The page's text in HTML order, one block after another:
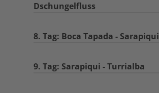
Dschungelfluss
8. Tag: Boca Tapada - Sarapiqui
9. Tag: Sarapiqui - Turrialba